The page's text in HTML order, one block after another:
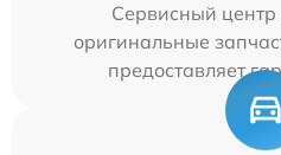
Сервисный центр
оригинальные
предоставляет